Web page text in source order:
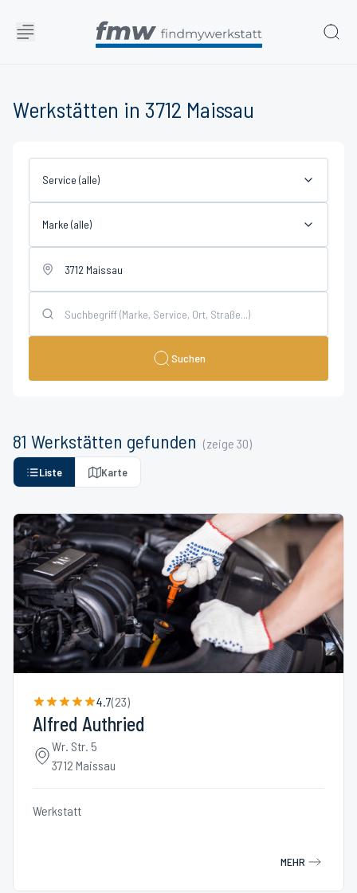
Werkstätten in 3712 Maissau
Service (alle)
Marke (alle)
Suchen
81 Werkstätten gefunden (zeige 30)
Liste Karte
4.7(23)
Alfred Authried
Wr. Str. 5
3712 Maissau
Werkstatt
MEHR